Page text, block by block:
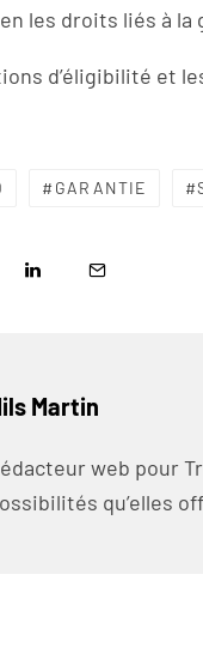
les droits liés à la
d’éligibilité et
GARANTIE
Martin
web pour
qu’elles